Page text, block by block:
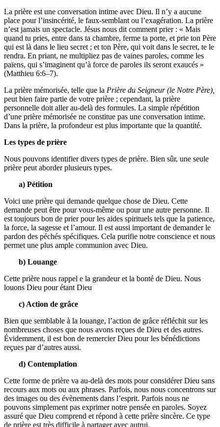
La prière est une conversation intime avec Dieu. Il n’y a aucune
place pour l’insincérité, le faux-semblant ou l’exagération. La prière
n’est jamais un spectacle. Jésus nous dit comment prier : « Mais
quand tu pries, entre dans ta chambre, ferme ta porte, et prie ton Père
qui est là dans le lieu secret ; et ton Père, qui voit dans le secret, te le
rendra. En priant, ne multipliez pas de vaines paroles, comme les
païens, qui s’imaginent qu’à force de paroles ils seront exaucés »
(Matthieu 6:6–7).
La prière mémorisée, telle que la Prière du Seigneur (le Notre Père),
peut bien faire partie de votre prière ; cependant, la prière
personnelle doit aller au-delà des formules. La simple répétition
d’une prière mémorisée ne constitue pas une conversation intime.
Dans la prière, la profondeur est plus importante que la quantité.
Les types de prière
Nous pouvons identifier divers types de prière. Bien sûr, une seule
prière peut aborder plusieurs types.
a) Pétition
Voici une prière qui demande quelque chose de Dieu. Cette
demande peut être pour vous-même ou pour une autre personne. Il
est toujours bon de prier pour les aides spirituels tels que la patience,
la force, la sagesse et l’amour. Il est aussi important de demander le
pardon des péchés spécifiques. Cela purifie notre conscience et nous
permet une plus ample communion avec Dieu.
b) Louange
Cette prière nous rappel e la grandeur et la bonté de Dieu. Nous
louons Dieu pour étant Dieu
c) Action de grâce
Bien que semblable à la louange, l’action de grâce réfléchit sur les
nombreuses choses que nous avons reçues de Dieu et des autres.
Évidemment, il est bon de remercier Dieu pour les bénédictions
reçues par d’autres aussi.
d) Contemplation
Cette forme de prière va au-delà des mots pour considérer Dieu sans
recours aux mots ou aux phrases. Parfois, nous nous concentrons sur
des images ou des évènements dans l’esprit. Parfois nous ne
pouvons simplement pas exprimer notre pensée en paroles. Soyez
assuré que Dieu comprend et répond à cette prière sincère. Ce type
de prière est très difficile à partager avec autrui.